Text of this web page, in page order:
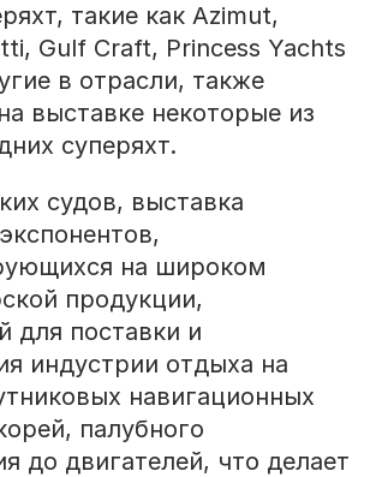
такие как Azimut,
Gulf Craft, Princess Yachts
в отрасли, также
выставке некоторые из
суперяхт.
судов, выставка
на широком
продукции,
для поставки и
индустрии отдыха на
навигационных
палубного
до двигателей, что делает